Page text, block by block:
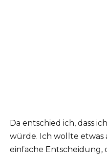
Da entschied ich, dass
würde. Ich wollte etwas
einfache Entscheidung,